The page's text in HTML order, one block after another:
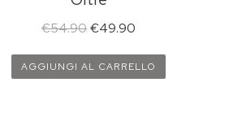
€54.90€49.90
AGGIUNGI AL CARRELLO